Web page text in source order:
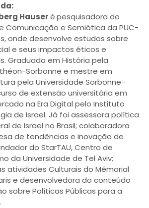
Hauserépesquisadora do
e Semiótica da PUC-
onde desenvolve estudos sobre
e seus impactos éticos e
Graduada em História pela
Sorbonne e mestre em
pela Universidade Sorbonne-
de extensão universitária em
na Era Digital pelo Instituto
de Israel. Já foi assessora política
de Israel no Brasil; colaboradora
de tendências e inovação de
do StarTAU, Centro de
da Universidade de Tel Aviv;
atividades Culturais do Mémorial
e desenvolvedora do conteúdo
sobre Políticas Públicas para a